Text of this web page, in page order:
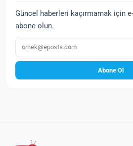
Güncel haberleri kaçırmamak için
abone olun.
E‑posta
Abone Ol